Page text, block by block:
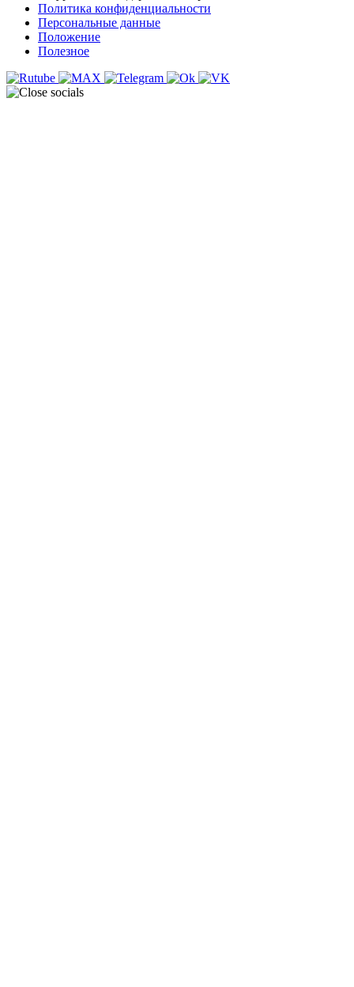
Политика конфиденциальности
Персональные данные
Положение
Полезное